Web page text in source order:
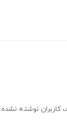
کاربران نوشته نشده.